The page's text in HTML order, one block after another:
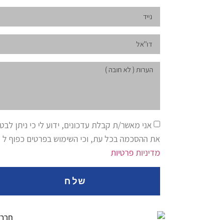
אני מאשר/ת קבלת עדכונים, ידוע לי כי ניתן
את ההסכמה בכל עת, וכי השימוש בפרטים כפוף ל
מדיניות פרטיות
שלח